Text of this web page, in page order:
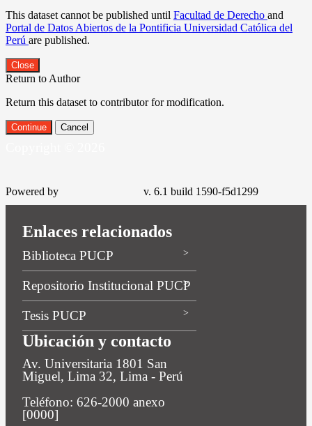
This dataset cannot be published until Facultad de Derecho and
Portal de Datos Abiertos de la Pontificia Universidad Católica del
Perú are published.
Close
Return to Author
Return this dataset to contributor for modification.
Continue Cancel
Powered by v. 6.1 build 1590-f5d1299
Enlaces relacionados
Biblioteca PUCP
Repositorio Institucional PUCP
Tesis PUCP
Ubicación y contacto
Av. Universitaria 1801 San
Miguel, Lima 32, Lima - Perú
Teléfono: 626-2000 anexo
[0000]